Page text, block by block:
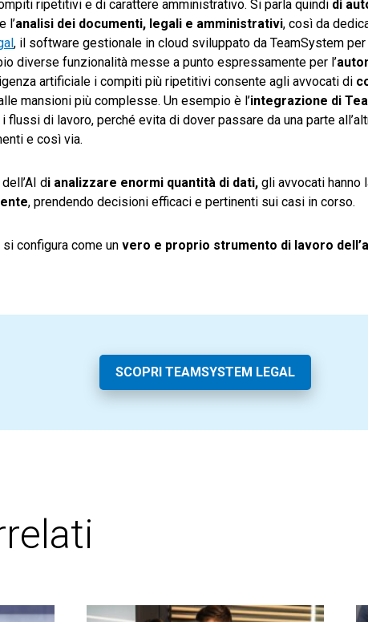
ripetitivi e di carattere amministrativo. Si parla quindi di
l’analisi dei documenti, legali e amministrativi, così da
, il software gestionale in cloud sviluppato da TeamSystem
diverse funzionalità messe a punto espressamente per l’
artificiale i compiti più ripetitivi consente agli avvocati di
mansioni più complesse. Un esempio è l’integrazione di
di lavoro, perché evita di dover passare da una parte
e così via.
di analizzare enormi quantità di dati, gli avvocati hanno
, prendendo decisioni efficaci e pertinenti sui casi in corso.
si configura come un vero e proprio strumento di lavoro
SCOPRI TEAMSYSTEM LEGAL